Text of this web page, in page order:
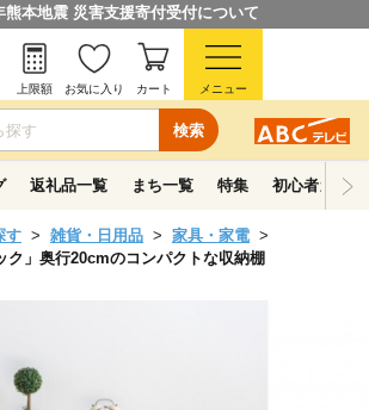
熊本地震 災害支援寄付受付について
検索
上限額 お気に入り カート メニュー
返礼品一覧 まち一覧 特集 初心者ガイド
す 雑貨・日用品
家具・家電
ク」奥行20cmのコンパクトな収納棚